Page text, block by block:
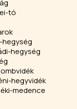
tó
hegység
hegység
hegyvidék
medence